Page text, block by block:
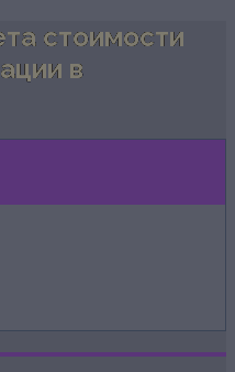
стоимости
в